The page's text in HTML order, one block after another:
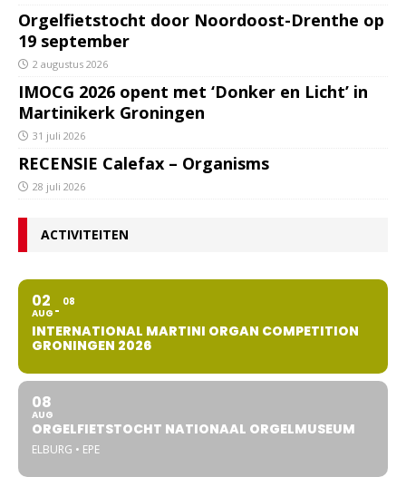
Orgelfietstocht door Noordoost-Drenthe op
19 september
2 augustus 2026
IMOCG 2026 opent met ‘Donker en Licht’ in
Martinikerk Groningen
31 juli 2026
RECENSIE Calefax – Organisms
28 juli 2026
ACTIVITEITEN
02
AUG
08
INTERNATIONAL MARTINI ORGAN COMPETITION
GRONINGEN 2026
08
AUG
ORGELFIETSTOCHT NATIONAAL ORGELMUSEUM
ELBURG • EPE